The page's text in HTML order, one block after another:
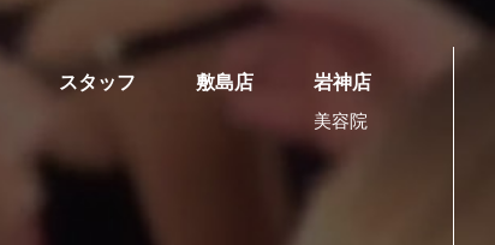
スタッフ 敷島店
岩神店
美容院